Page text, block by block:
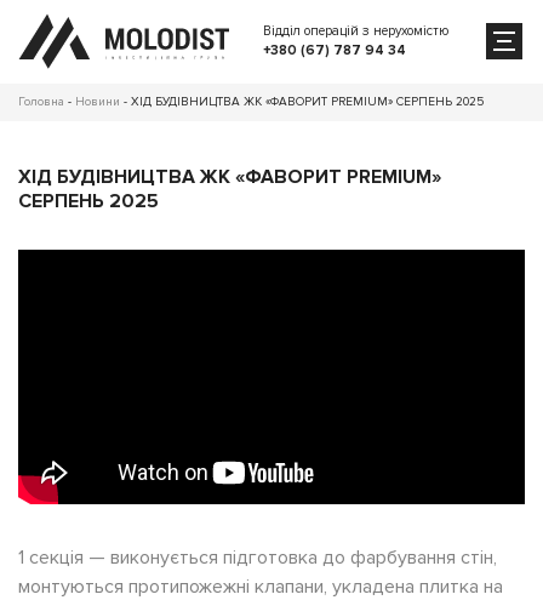
Відділ операцій з нерухомістю
+380 (67) 787 94 34
Головна - Новини - ХІД БУДІВНИЦТВА ЖК «ФАВОРИТ PREMIUM» СЕРПЕНЬ 2025
ХІД БУДІВНИЦТВА ЖК «ФАВОРИТ PREMIUM»
СЕРПЕНЬ 2025
1 секція — виконується підготовка до фарбування стін,
монтуються протипожежні клапани, укладена плитка на